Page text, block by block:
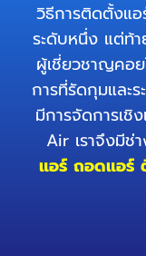
วิธีการติดตั้งแ
ระดับหนึ่ง แต่ท้
ผู้เชี่ยวชาญคอ
การที่รัดกุมและ
มีการจัดการเชิ
Air เราจึงมีช่
แอร์ ถอดแอร์